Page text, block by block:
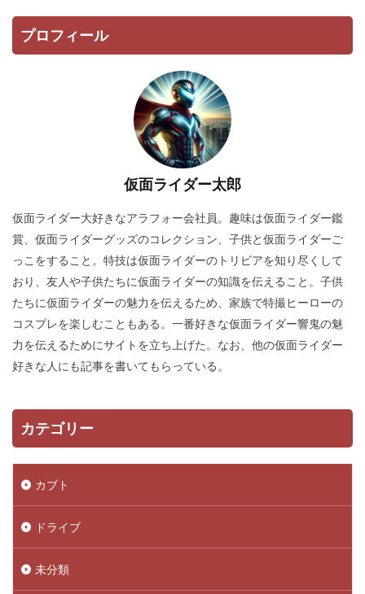
プロフィール
仮面ライダー太郎
仮面ライダー大好きなアラフォー会社員。趣味は仮面ライダー鑑
賞、仮面ライダーグッズのコレクション、子供と仮面ライダーご
っこをすること。特技は仮面ライダーのトリビアを知り尽くして
おり、友人や子供たちに仮面ライダーの知識を伝えること。子供
たちに仮面ライダーの魅力を伝えるため、家族で特撮ヒーローの
コスプレを楽しむこともある。一番好きな仮面ライダー響鬼の魅
力を伝えるためにサイトを立ち上げた。なお、他の仮面ライダー
好きな人にも記事を書いてもらっている。
カテゴリー
カブト
ドライブ
未分類